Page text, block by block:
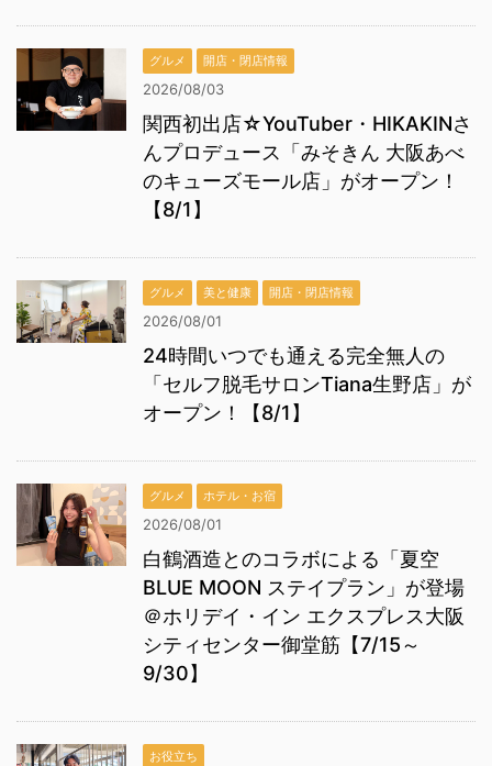
グルメ 開店・閉店情報
2026/08/03
関西初出店☆YouTuber・HIKAKINさ
んプロデュース「みそきん 大阪あべ
のキューズモール店」がオープン！
【8/1】
グルメ 美と健康 開店・閉店情報
2026/08/01
24時間いつでも通える完全無人の
「セルフ脱毛サロンTiana生野店」が
オープン！【8/1】
グルメ ホテル・お宿
2026/08/01
白鶴酒造とのコラボによる「夏空
BLUE MOON ステイプラン」が登場
＠ホリデイ・イン エクスプレス大阪
シティセンター御堂筋【7/15～
9/30】
お役立ち